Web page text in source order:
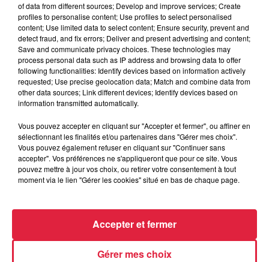
6 août 2026
Au zoo de Mulhouse : rencontre
avec les flamants rouges
À découvrir également
of data from different sources; Develop and improve services; Create
profiles to personalise content; Use profiles to select personalised
content; Use limited data to select content; Ensure security, prevent and
detect fraud, and fix errors; Deliver and present advertising and content;
Save and communicate privacy choices. These technologies may
process personal data such as IP address and browsing data to offer
following functionalities: Identify devices based on information actively
requested; Use precise geolocation data; Match and combine data from
other data sources; Link different devices; Identify devices based on
information transmitted automatically.
Vous pouvez accepter en cliquant sur "Accepter et fermer", ou affiner en
sélectionnant les finalités et/ou partenaires dans "Gérer mes choix".
Vous pouvez également refuser en cliquant sur "Continuer sans
accepter". Vos préférences ne s'appliqueront que pour ce site. Vous
pouvez mettre à jour vos choix, ou retirer votre consentement à tout
moment via le lien "Gérer les cookies" situé en bas de chaque page.
Gérer mes choix
Accepter et fermer